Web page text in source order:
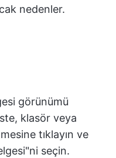
nedenler.
görünümü
klasör veya
tıklayın ve
seçin.